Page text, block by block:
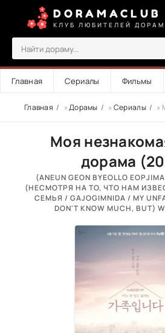
DORAMACLUB
КЛУБ ЛЮБИТЕЛЕЙ ДОРАМ
Главная Сериалы Фильмы
Главная »Дорамы » Сериалы »
Моя
дорама
(ANEUN GEON BYEOLLO
(НЕСМОТРЯ НА ТО, ЧТО НАМ
СЕМЬЯ / GAJOGIMNIDA / MY
DON'T KNOW MUCH, BUT)